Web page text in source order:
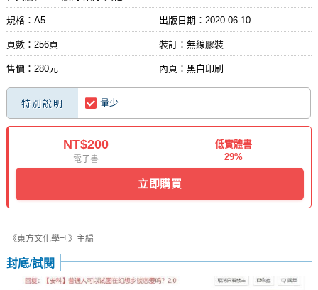
規格：A5 出版日期： 2020-06-10
頁數：256頁 裝訂：無線膠裝
售價：280元 內頁：黑白印刷
特別說明 量少
NT$200
電子書
低實體書
29%
立即購買
《東方文化學刊》主編
封底/試閱